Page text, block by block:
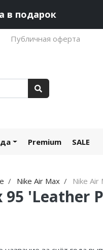
в подарок
Публичная оферта
Premium SALE
Nike Air Max Nike Air
'Leather